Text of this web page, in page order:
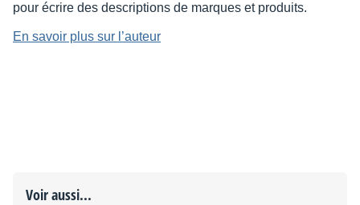
pour écrire des descriptions de marques et produits.
En savoir plus sur l’auteur
Voir aussi...